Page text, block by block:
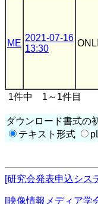
ME
2021-07-16
13:30
1件中 1～1件目
ダウンロード書式の
テキスト形式
[研究会発表申込シス
[映像情報メディア学